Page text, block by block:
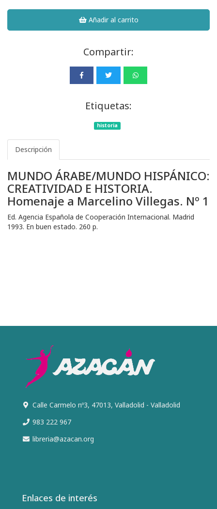
Añadir al carrito
Compartir:
Etiquetas:
historia
Descripción
MUNDO ÁRABE/MUNDO HISPÁNICO:
CREATIVIDAD E HISTORIA.
Homenaje a Marcelino Villegas. Nº 1
Ed. Agencia Española de Cooperación Internacional. Madrid
1993. En buen estado. 260 p.
Calle Carmelo nº3, 47013, Valladolid - Valladolid
983 222 967
libreria@azacan.org
Enlaces de interés